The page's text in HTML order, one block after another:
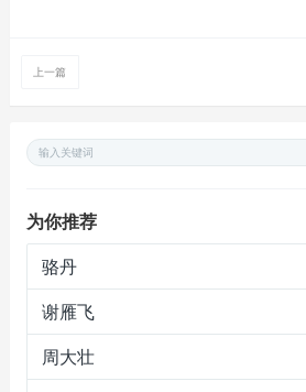
上一篇
为你推荐
骆丹
谢雁飞
周大壮